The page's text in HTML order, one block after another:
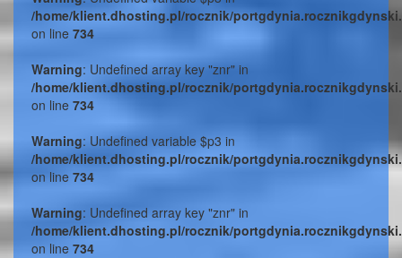
/home/klient.dhosting.pl/rocznik/
on line 734
Warning: Undefined array key "znr" in
/home/klient.dhosting.pl/rocznik/
on line 734
Warning: Undefined variable $p3 in
/home/klient.dhosting.pl/rocznik/
on line 734
Warning: Undefined array key "znr" in
/home/klient.dhosting.pl/rocznik/
on line 734